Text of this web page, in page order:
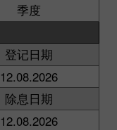
季度
登记日期
12.08.2026
除息日期
12.08.2026